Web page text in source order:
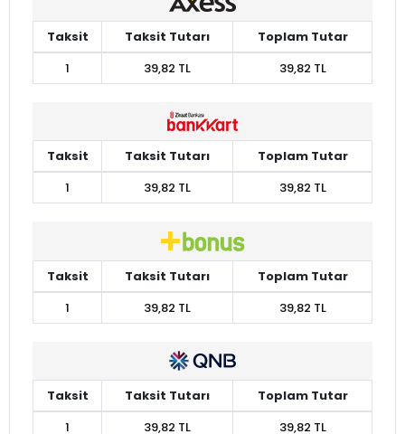
Taksit Taksit Tutarı
Toplam Tutar
1
39,82 TL 39,82 TL
Taksit Taksit Tutarı
Toplam Tutar
1
39,82 TL 39,82 TL
Taksit Taksit Tutarı
Toplam Tutar
1
39,82 TL 39,82 TL
Taksit Taksit Tutarı
Toplam Tutar
1
39,82 TL 39,82 TL